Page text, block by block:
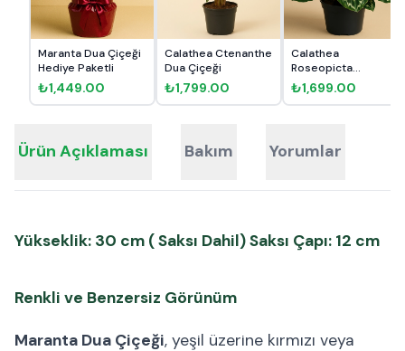
Maranta Dua Çiçeği
Hediye Paketli
₺1,449.00
Calathea Ctenanthe
Dua Çiçeği
₺1,799.00
Calathea
Roseopicta
Medallion Dua
Çiçeği
₺1,699.00
Ürün Açıklaması Bakım Yorumlar
Yükseklik: 30 cm ( Saksı Dahil) Saksı Çapı: 12 cm
Renkli ve Benzersiz Görünüm
Maranta Dua Çiçeği, yeşil üzerine kırmızı veya